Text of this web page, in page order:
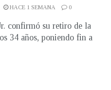
HACE 1 SEMANA 0
confirmó su retiro de la
34 años, poniendo fin a